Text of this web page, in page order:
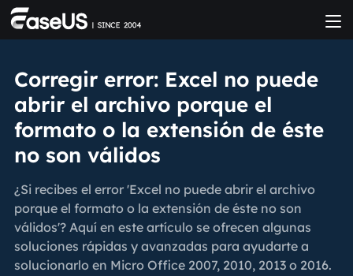
Corregir error: Excel no puede
abrir el archivo porque el
formato o la extensión de éste
no son válidos
¿Si recibes el error 'Excel no puede abrir el archivo
porque el formato o la extensión de éste no son
válidos'? Aquí en este artículo se ofrecen algunas
soluciones rápidas y avanzadas para ayudarte a
solucionarlo en Micro Office 2007, 2010, 2013 o 2016.